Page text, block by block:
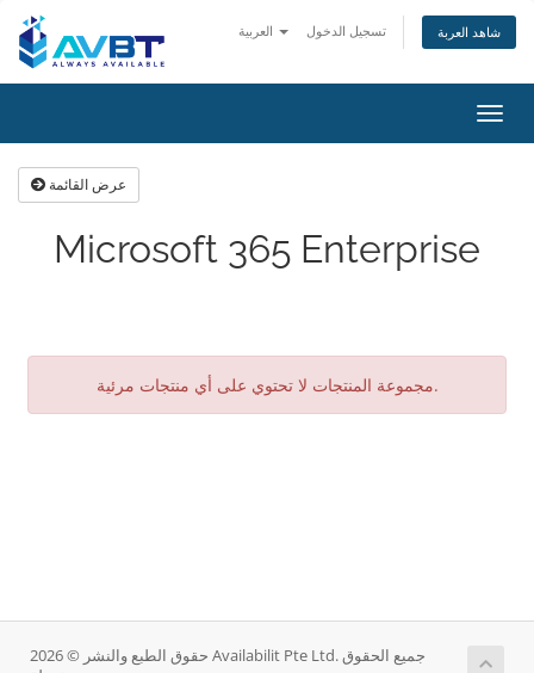
تسجيل الدخول شاهد العربة
تبديل
التنقل
عرض القائمة
Microsoft 365 Enterprise
مجموعة المنتجات لا تحتوي على أي منتجات مرئية.
حقوق الطبع والنشر © 2026 Availabilit Pte Ltd. جميع الحقوق